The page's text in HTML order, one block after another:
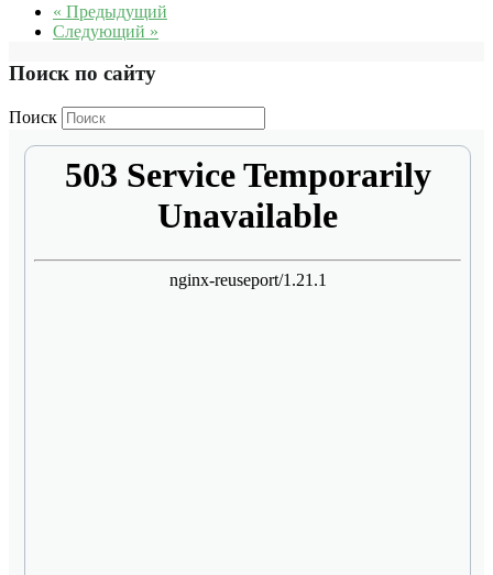
« Предыдущий
Следующий »
Поиск по сайту
Поиск